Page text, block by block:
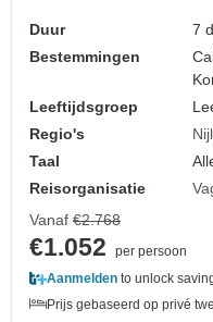
Duur
7
Bestemmingen
Leeftijdsgroep
Regio's
Nijl
Taal
Reisorganisatie
Vanaf €2.768
€1.052
per persoon
Aanmelden to unlock
Prijs gebaseerd op privé